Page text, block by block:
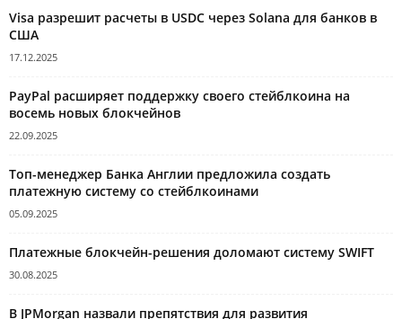
Visa разрешит расчеты в USDC через Solana для банков в
США
17.12.2025
PayPal расширяет поддержку своего стейблкоина на
восемь новых блокчейнов
22.09.2025
Топ-менеджер Банка Англии предложила создать
платежную систему со стейблкоинами
05.09.2025
Платежные блокчейн-решения доломают систему SWIFT
30.08.2025
В JPMorgan назвали препятствия для развития